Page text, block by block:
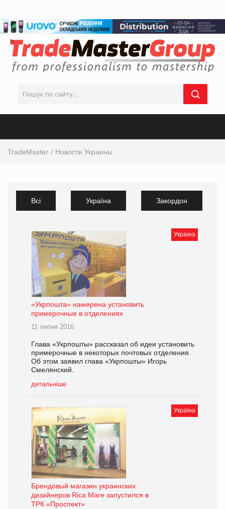
TradeMaster Новости Украины
Всі Україна Закордон
Україна
«Укрпошта» намерена установить
примерочные в отделениях
11 липня 2016
Глава «Укрпошты» рассказал об идеи установить
примерочные в некоторых почтовых отделения.
Об этом заявил глава «Укрпошты» Игорь
Смелянский.
детальніше
Україна
Брендовый магазин украинских
дизайнеров Rica Mare запустился в
ТРК «Проспект»